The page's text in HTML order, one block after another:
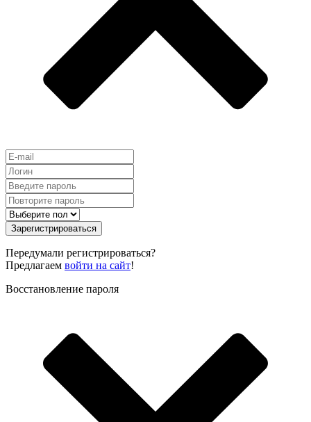
Зарегистрироваться
Передумали регистрироваться?
Предлагаем войти на сайт!
Восстановление пароля